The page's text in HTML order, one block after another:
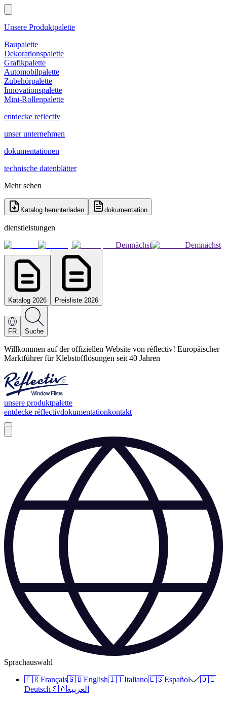
Unsere Produktpalette
Baupalette
Dekorationspalette
Grafikpalette
Automobilpalette
Zubehörpalette
Innovationspalette
Mini-Rollenpalette
entdecke reflectiv
unser unternehmen
dokumentationen
technische datenblätter
Mehr sehen
Katalog herunterladen dokumentation
dienstleistungen
Demnächst
Demnächst
Katalog 2026 Preisliste 2026
FR Suche
Willkommen auf der offiziellen Website von réflectiv! Europäischer
Marktführer für Klebstofflösungen seit 40 Jahren
unsere produktpalette
entdecke réflectivdokumentationkontakt
Sprachauswahl
🇫🇷Français🇬🇧English🇮🇹Italiano🇪🇸Español
🇩🇪
Deutsch🇸🇦العربية